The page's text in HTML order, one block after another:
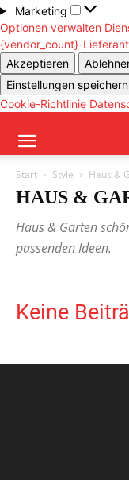
Marketing
Marketing
Optionen verwalten
{vendor_count}-
Akzeptieren
Einstellungen speichern
Cookie-Richtlinie
Start Style Haus &
HAUS &
Haus & Garten
passenden Ideen.
Keine